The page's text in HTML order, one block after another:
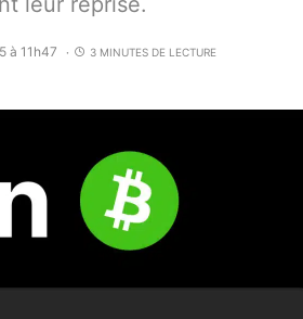
à 11h47 3 MINUTES DE LECTURE